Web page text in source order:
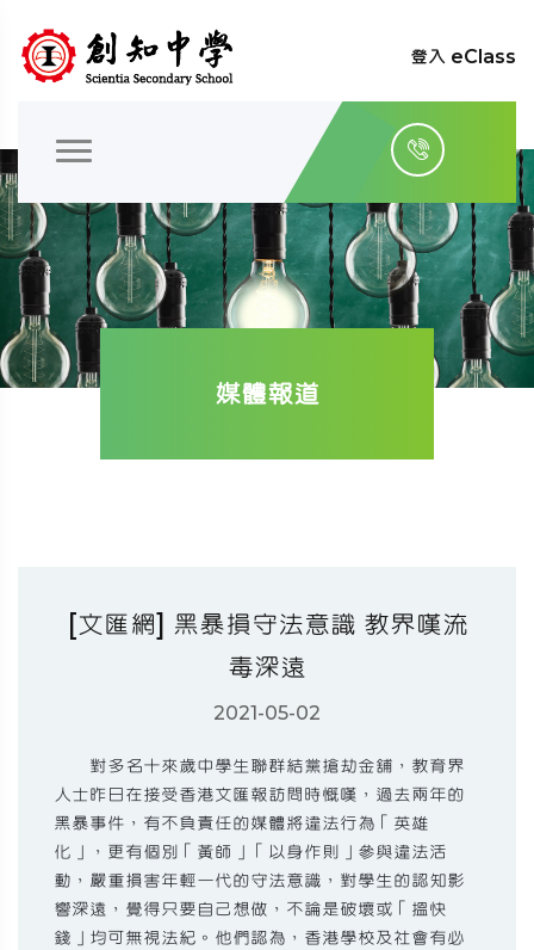
登入 eClass
媒體報道
[文匯網] 黑暴損守法意識 教界嘆流
毒深遠
2021-05-02
對多名十來歲中學生聯群結黨搶劫金舖，教育界
人士昨日在接受香港文匯報訪問時慨嘆，過去兩年的
黑暴事件，有不負責任的媒體將違法行為「英雄
化」，更有個別「黃師」「以身作則」參與違法活
動，嚴重損害年輕一代的守法意識，對學生的認知影
響深遠，覺得只要自己想做，不論是破壞或「搵快
錢」均可無視法紀。他們認為，香港學校及社會有必